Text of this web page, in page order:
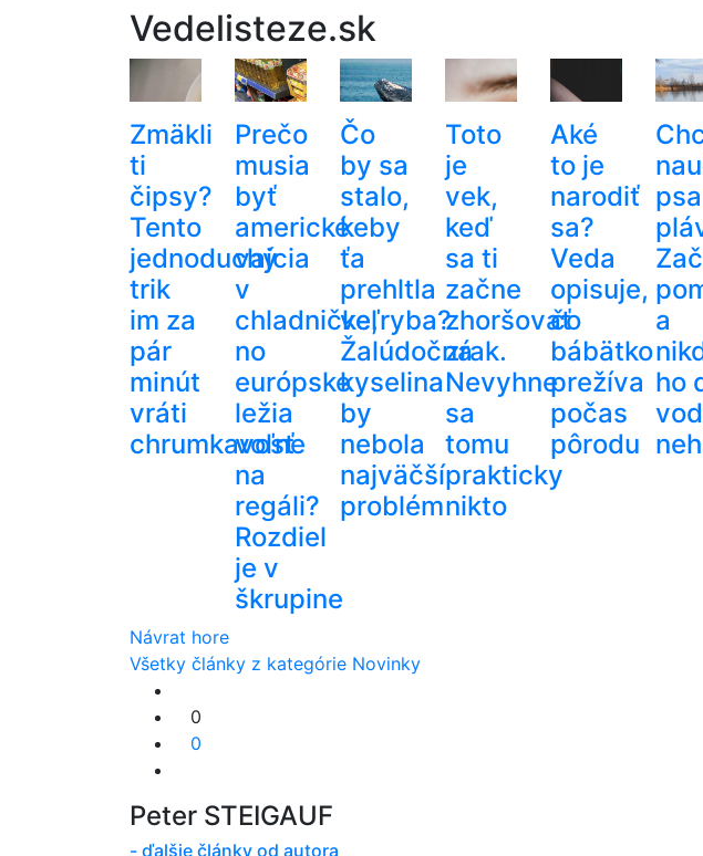
Vedelisteze.sk
Zmäkli
ti
čipsy?
Tento
jednoduchý
trik
im za
pár
minút
vráti
chrumkavosť
Prečo
musia
byť
americké
vajcia
v
chladničke,
no
európske
ležia
voľne
na
regáli?
Rozdiel
je v
škrupine
Čo
by sa
stalo,
keby
ťa
prehltla
veľryba?
Žalúdočná
kyselina
by
nebola
najväčší
problém
Toto
je
vek,
keď
sa ti
začne
zhoršovať
zrak.
Nevyhne
sa
tomu
prakticky
nikto
Aké
to je
narodiť
sa?
Veda
opisuje,
čo
bábätko
prežíva
počas
pôrodu
psa
a
ho
Návrat hore
Všetky články z kategórie Novinky
0
0
Peter STEIGAUF
- ďalšie články od autora